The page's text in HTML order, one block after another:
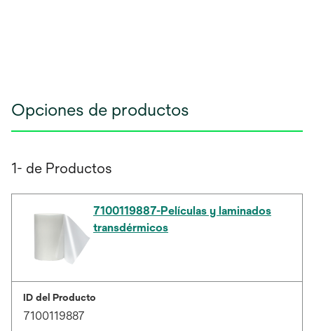
Opciones de productos
1- de Productos
7100119887-Películas y laminados
transdérmicos
ID del Producto
7100119887